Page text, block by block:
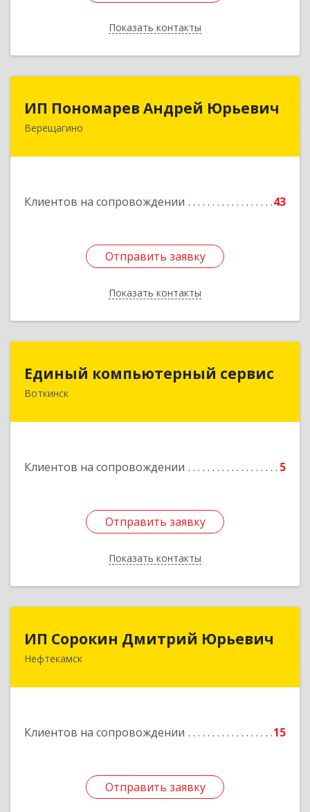
Показать контакты
Назад
ИП Пономарев Андрей Юрьевич
Верещагино
Клиентов на сопровождении 43
Отправить заявку
Показать контакты
ИП Пономарев Андрей Юрьевич
617120, Пермский край, Верещагинский р-н,
Отправить заявку
Назад
Единый компьютерный сервис
Воткинск
Клиентов на сопровождении 5
Отправить заявку
Показать контакты
Единый компьютерный сервис
Отправить заявку
Назад
ИП Сорокин Дмитрий Юрьевич
Нефтекамск
Клиентов на сопровождении 15
Отправить заявку
ИП Сорокин Дмитрий Юрьевич
452684, Башкортостан Респ, Нефтекамск г,
Отправить заявку